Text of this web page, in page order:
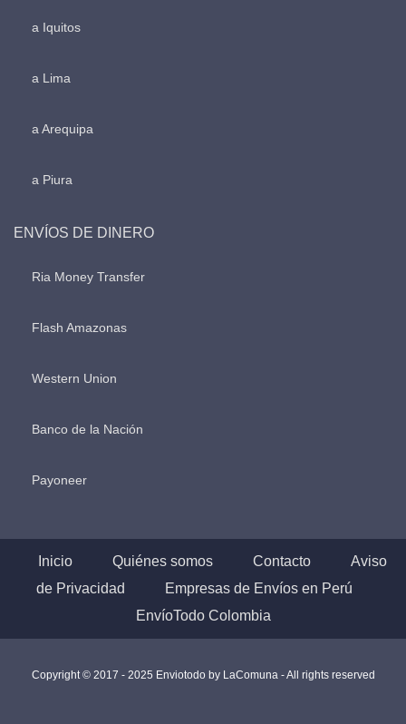
a Iquitos
a Lima
a Arequipa
a Piura
ENVÍOS DE DINERO
Ria Money Transfer
Flash Amazonas
Western Union
Banco de la Nación
Payoneer
Inicio Quiénes somos Contacto
Aviso
de Privacidad
Empresas de Envíos en Perú
EnvíoTodo Colombia
Copyright © 2017 - 2025 Enviotodo by LaComuna- All rights reserved